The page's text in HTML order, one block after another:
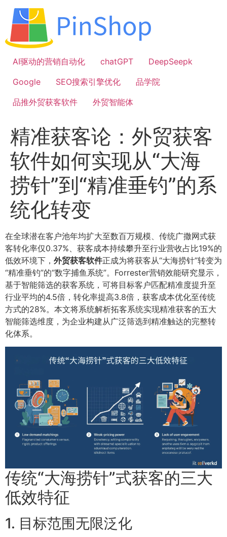
容
AI驱动的营销自动化
chatGPT
DeepSeepk
Google
SEO搜索引擎优化
品学院
品推外贸获客软件
外贸智能体
精准获客论：外贸获客
软件如何实现从“大海
捞针”到“精准垂钓”的系
统化转变
在全球潜在客户池年均扩大至数百万规模、传统广撒网式获
客转化率仅0.37%、获客成本持续攀升至行业营收占比19%的
低效环境下， 外贸获客软件正成为将获客从“大海捞针”转变为
“精准垂钓”的“数字捕鱼系统”。Forrester营销效能研究显示，
基于智能筛选的获客系统，可将目标客户匹配精准度提升至
行业平均的4.5倍，转化率提高3.8倍，获客成本优化至传统
方式的28%。本文将系统解析拓客系统实现精准获客的五大
智能筛选维度，为企业构建从广泛筛选到精准触达的完整转
化体系。
传统“大海捞针”式获客的三大
低效特征
1. 目标范围无限泛化